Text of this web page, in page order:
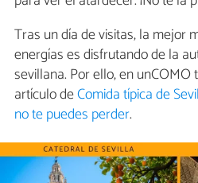
Tras un día de visitas, la mejor
energías es disfrutando de la
sevillana. Por ello, en
artículo deComida típica de
no te puedes perder.